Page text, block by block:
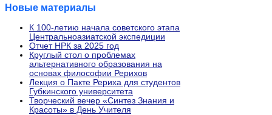
Новые материалы
К 100-летию начала советского этапа
Центральноазиатской экспедиции
Отчет НРК за 2025 год
Круглый стол о проблемах
альтернативного образования на
основах философии Рерихов
Лекция о Пакте Рериха для студентов
Губкинского университета
Творческий вечер «Синтез Знания и
Красоты» в День Учителя